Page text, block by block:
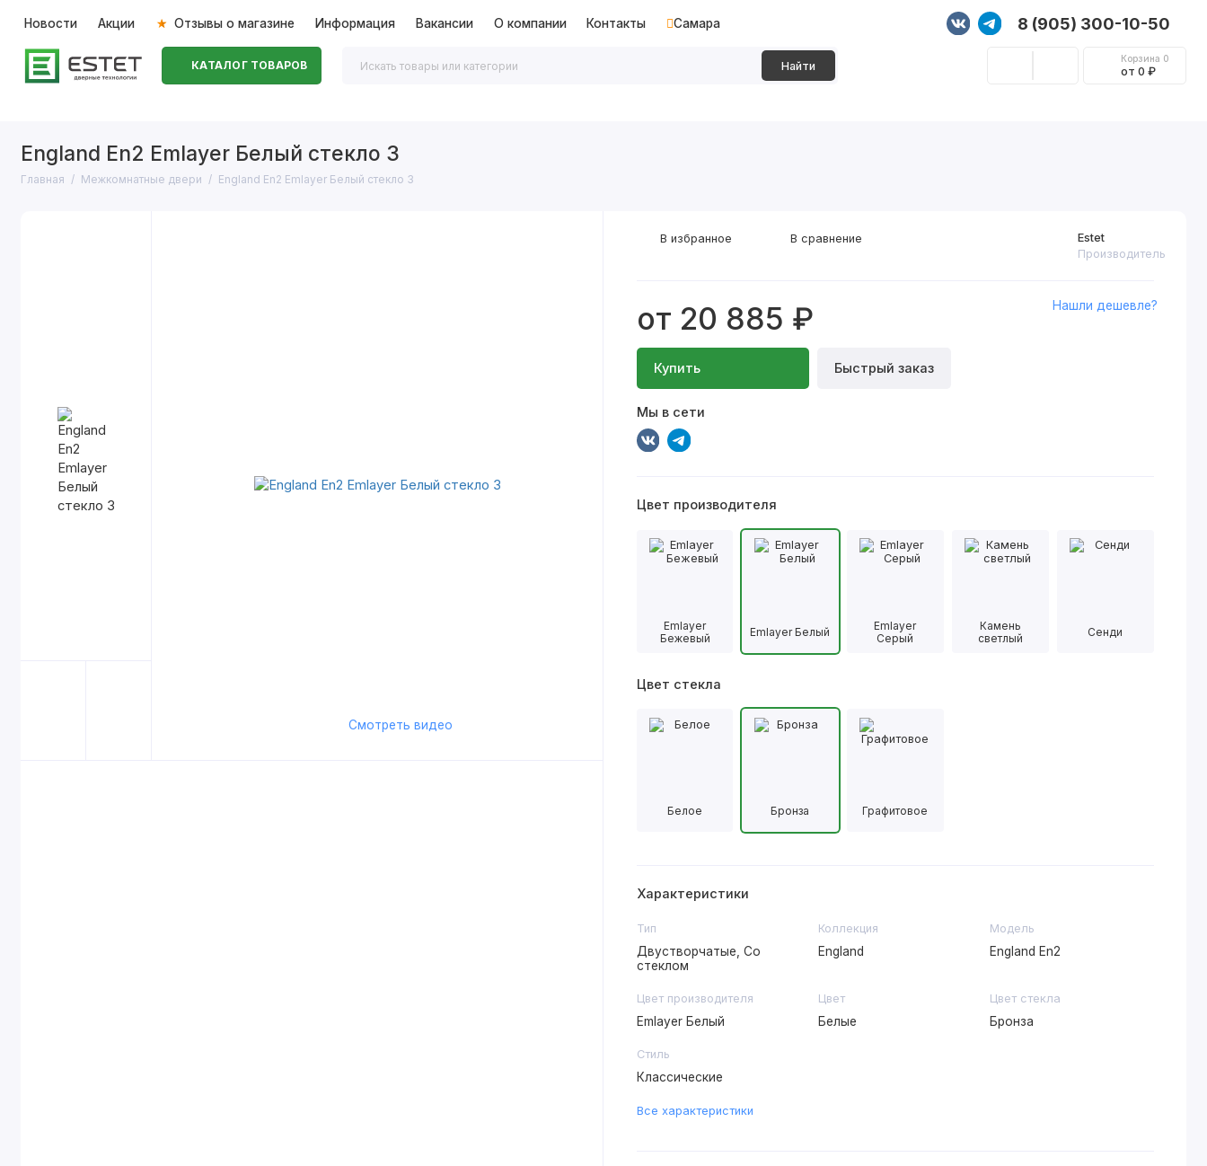
Новости Акции Отзывы о магазине Информация Вакансии О компании Контакты Самара 8 (905) 300-10-50
КАТАЛОГ ТОВАРОВ Найти
Корзина 0
от 0 ₽
England En2 Emlayer Белый стекло 3
Главная Межкомнатные двери England En2 Emlayer Белый стекло 3
Смотреть видео
Estet
Производитель
от 20 885 ₽
Купить Быстрый заказ
Нашли дешевле?
Мы в сети
В избранное В сравнение
Цвет производителя
Emlayer
Бежевый
Emlayer Белый
Emlayer
Серый
Камень
светлый
Сенди
Цвет стекла
Белое Бронза Графитовое
Характеристики
Тип
Двустворчатые, Со
стеклом
Коллекция
England
Модель
England En2
Цвет производителя
Emlayer Белый
Цвет
Белые
Цвет стекла
Бронза
Стиль
Классические
Все характеристики